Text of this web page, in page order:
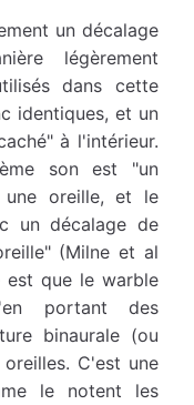
un décalage
légèrement
dans cette
identiques, et un
à l'intérieur.
son est "un
oreille, et le
un décalage de
(Milne et al
est que le warble
portant des
binaurale (ou
C'est une
le notent les